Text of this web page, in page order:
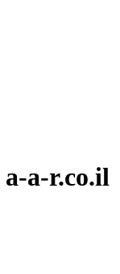
a-a-r.co.il